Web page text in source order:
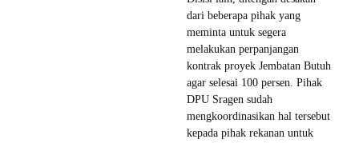
dari beberapa pihak yang
meminta untuk segera
melakukan perpanjangan
kontrak proyek Jembatan Butuh
agar selesai 100 persen. Pihak
DPU Sragen sudah
mengkoordinasikan hal tersebut
kepada pihak rekanan untuk